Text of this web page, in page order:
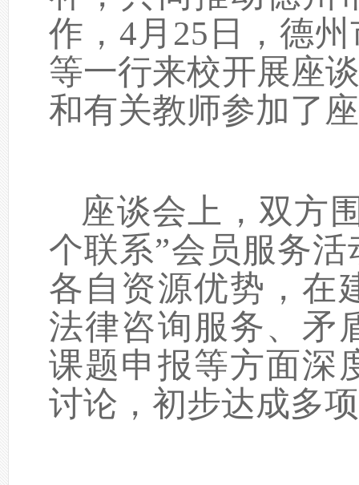
作，4月25日，德
等一行来校开展座
和有关教师参加了
座谈会上，双方
个联系”会员服务
各自资源优势，在
法律咨询服务、矛
课题申报等方面深
讨论，初步达成多